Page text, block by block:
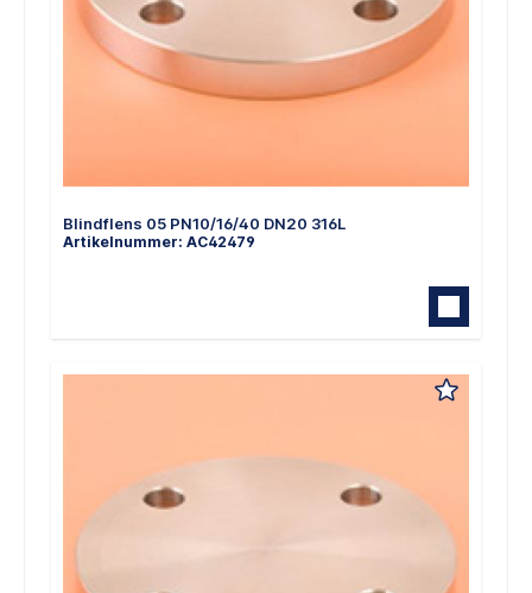
Blindflens 05 PN10/16/40 DN20 316L
Artikelnummer: AC42479